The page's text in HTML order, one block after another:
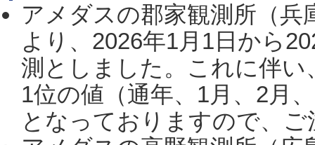
アメダスの郡家観測所（
より、2026年1月1日から
測としました。これに伴い
1位の値（通年、1月、2月
となっておりますので、